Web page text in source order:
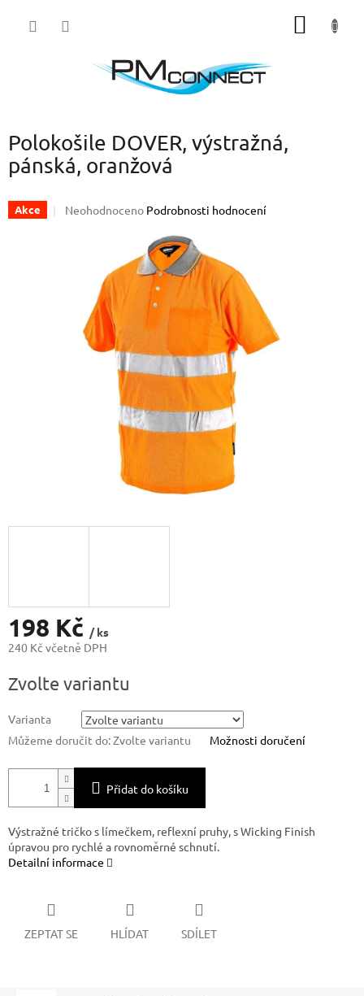
Polokošile DOVER, výstražná,
pánská, oranžová
Akce
Průměrné
hvězdiček.
Neohodnoceno Podrobnosti hodnocení
198 Kč / ks
240 Kč včetně DPH
cena:
Zvolte variantu
Varianta
Můžeme doručit do:Zvolte variantu Možnosti doručení
Přidat do košíku
Výstražné tričko s límečkem, reflexní pruhy, s Wicking Finish
úpravou pro rychlé a rovnoměrné schnutí.
Detailní informace
ZEPTAT SE HLÍDAT SDÍLET